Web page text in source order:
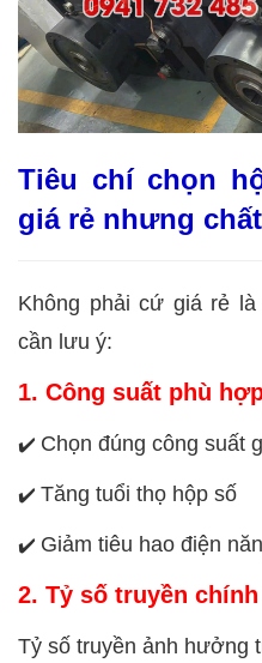
Tiêu chí chọn
giá rẻ nhưng
Không phải cứ giá rẻ
cần lưu ý:
1. Công suất phù
✔️ Chọn đúng công suất
✔️ Tăng tuổi thọ hộp số
✔️ Giảm tiêu hao điện
2. Tỷ số truyền
Tỷ số truyền ảnh hưởng